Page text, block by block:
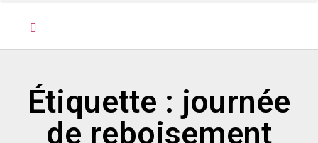
Étiquette : journée
de reboisement